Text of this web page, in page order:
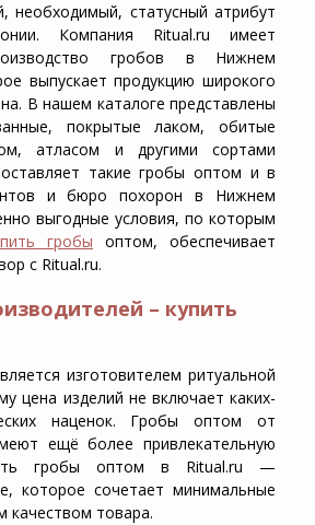
статусный атрибут
Компания Ritual.ru имеет
гробов в Нижнем
выпускает продукцию широкого
В нашем каталоге представлены
покрытые лаком, обитые
атласом и другими сортами
такиегробы оптом и в
и бюро похорон в Нижнем
выгодные условия, по которым
гробы оптом, обеспечивает
с Ritual.ru.
– купить
изготовителем ритуальной
цена изделий не включает каких-
наценок. Гробы оптом от
ещё более привлекательную
гробы оптом в Ritual.ru —
которое сочетает минимальные
качеством товара.